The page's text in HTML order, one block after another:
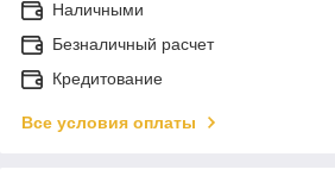
Наличными
Безналичный расчет
Кредитование
Все условия оплаты